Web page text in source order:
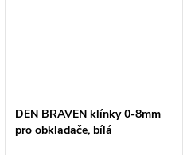
DEN BRAVEN klínky 0-8mm
pro obkladače, bílá